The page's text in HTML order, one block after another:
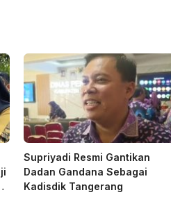
Supriyadi Resmi Gantikan
Dadan Gandana Sebagai
Kadisdik Tangerang